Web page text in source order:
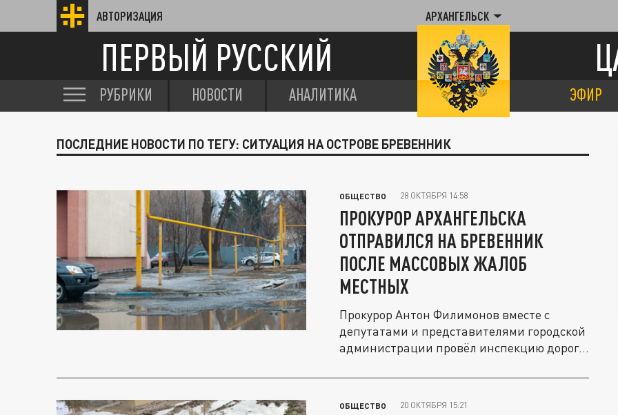
АВТОРИЗАЦИЯ АРХАНГЕЛЬСК
ПЕРВЫЙ РУССКИЙ
РУБРИКИ НОВОСТИ АНАЛИТИКА ЭФИР
ПОСЛЕДНИЕ НОВОСТИ ПО ТЕГУ: СИТУАЦИЯ НА ОСТРОВЕ БРЕВЕННИК
ОБЩЕСТВО 28 ОКТЯБРЯ 14:58
ПРОКУРОР АРХАНГЕЛЬСКА
ОТПРАВИЛСЯ НА БРЕВЕННИК
ПОСЛЕ МАССОВЫХ ЖАЛОБ
МЕСТНЫХ
Прокурор Антон Филимонов вместе с
депутатами и представителями городской
администрации провёл инспекцию дорог...
ОБЩЕСТВО 20 ОКТЯБРЯ 15:21